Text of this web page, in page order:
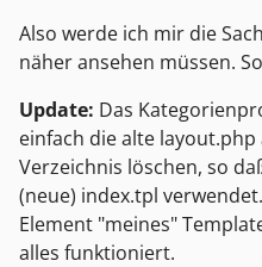
Also werde ich mir die
näher ansehen müssen.
Update: Das
einfach die alte
Verzeichnis löschen, so
(neue) index.tpl
Element "meines"
alles funktioniert.